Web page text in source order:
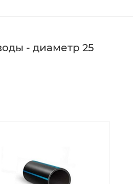
- диаметр 25